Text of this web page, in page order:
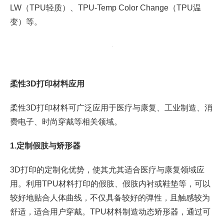
LW（TPU轻质）、TPU-Temp Color Change（TPU温
变）等。
柔性3D打印材料应用
柔性3D打印材料可广泛应用于医疗与康复、工业制造、消
费电子、时尚穿戴等相关领域。
1.定制假肢与矫形器
3D打印的定制化优势，使其尤其适合医疗与康复领域应
用。利用TPU材料打印的假肢、假肢内衬或鞋垫等，可以
较好地贴合人体曲线，不仅具备较好的弹性，且触感较为
舒适，适合用户穿戴。TPU材料制造动态矫形器，通过可